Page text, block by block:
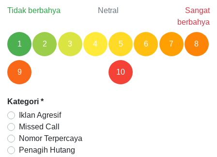
Tidak berbahya
Netral
Sangat
berbahya
1 2 3 4 5 6 7 8
9 10
Kategori *
Iklan Agresif
Missed Call
Nomor Terpercaya
Penagih Hutang